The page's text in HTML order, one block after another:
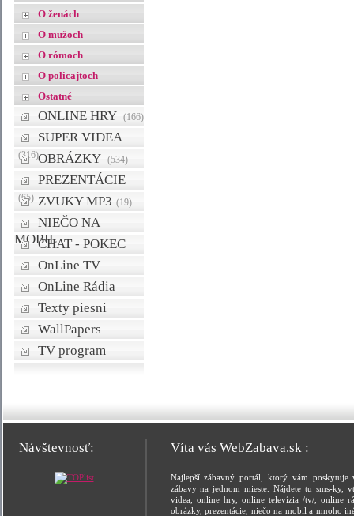
O ženách
O mužoch
O rómoch
O policajtoch
Ostatné
ONLINE HRY (166)
SUPER VIDEA
(316)OBRÁZKY (534)
PREZENTÁCIE
(65) ZVUKY MP3 (19)
NIEČO NA
MOBILCHAT - POKEC
OnLine TV
OnLine Rádia
Texty piesni
WallPapers
TV program
Návštevnosť: Víta vás WebZabava.sk :
Najlepší zábavný portál, ktorý vám poskytuje
zábavy na jednom mieste. Nájdete tu sms-ky,
videa, online hry, online televízia /tv/, online
obrázky, prezentácie, niečo na mobil a mnoho